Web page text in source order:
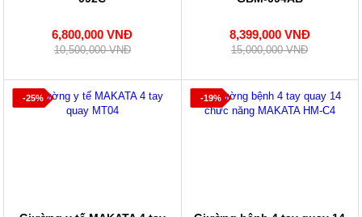
6,800,000 VNĐ
10,500,000 VNĐ
8,399,000 VNĐ
15,000,000 VNĐ
-25% -19%